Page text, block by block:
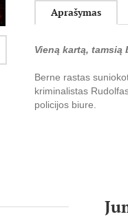
Aprašymas
Vieną kartą,
Berne rastas
kriminalistas
policijos biure.
Po kurio laiko šis
Dabar žudikas sėdi